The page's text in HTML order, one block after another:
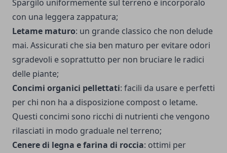
Spargilo uniformemente sul terreno e incorporalo
con una leggera zappatura;
Letame maturo: un grande classico che non delude
mai. Assicurati che sia ben maturo per evitare odori
sgradevoli e soprattutto per non bruciare le radici
delle piante;
Concimi organici pellettati: facili da usare e perfetti
per chi non ha a disposizione compost o letame.
Questi concimi sono ricchi di nutrienti che vengono
rilasciati in modo graduale nel terreno;
Cenere di legna e farina di roccia: ottimi per